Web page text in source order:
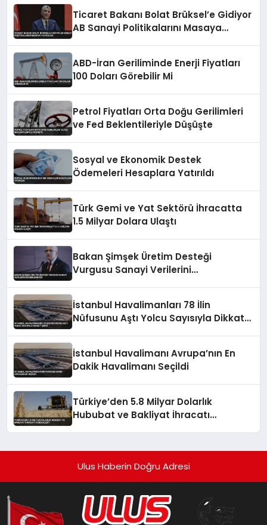
Ticaret Bakanı Bolat Brüksel’e Gidiyor
AB Sanayi Politikalarını Masaya
ABD-İran Geriliminde Enerji Fiyatları
100 Doları Görebilir Mi
Petrol Fiyatları Orta Doğu Gerilimleri
ve Fed Beklentileriyle Düşüşte
Sosyal ve Ekonomik Destek
Ödemeleri Hesaplara Yatırıldı
Türk Gemi ve Yat Sektörü İhracatta
1.5 Milyar Dolara Ulaştı
Bakan Şimşek Üretim Desteği
Vurgusu Sanayi Verilerini
İstanbul Havalimanları 78 İlin
Nüfusunu Aştı Yolcu Sayısıyla Dikkat
İstanbul Havalimanı Avrupa’nın En
Dakik Havalimanı Seçildi
Türkiye’den 5.8 Milyar Dolarlık
Hububat ve Bakliyat İhracatı
Ulus Haberin Doğru Adresi